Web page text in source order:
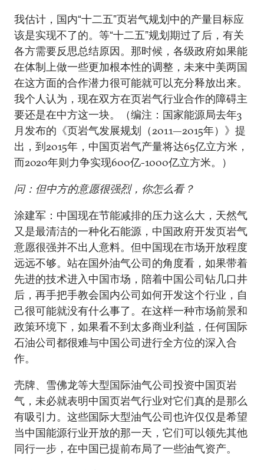
我估计，国内“十二五”页岩气规划中的产量目标应
该是实现不了的。等“十二五”规划期过了后，有关
各方需要反思总结原因。那时候，各级政府如果能
在体制上做一些更加根本性的调整，未来中美两国
在这方面的合作潜力很可能就可以充分释放出来。
我个人认为，现在双方在页岩气行业合作的障碍主
要还是在中方这一块。（编注：国家能源局去年3
月发布的《页岩气发展规划（2011—2015年）》提
出，到2015年，中国页岩气产量将达65亿立方米，
而2020年则力争实现600亿-1000亿立方米。）
问：但中方的意愿很强烈，你怎么看？
涂建军：中国现在节能减排的压力这么大，天然气
又是最清洁的一种化石能源，中国政府开发页岩气
意愿很强并不出人意料。但中国现在市场开放程度
远远不够。站在国外油气公司的角度看，如果带着
先进的技术进入中国市场，陪着中国公司钻几口井
后，再手把手教会国内公司如何开发这个行业，自
己很可能就没有什么事了。在这样一种市场前景和
政策环境下，如果看不到太多商业利益，任何国际
石油公司都很难与中国公司进行全方位的深入合
作。
壳牌、雪佛龙等大型国际油气公司投资中国页岩
气，未必就表明中国页岩气行业对它们真的是那么
有吸引力。这些国际大型油气公司也许仅仅是希望
当中国能源行业开放的那一天，它们可以领先其他
同行一步，在中国已提前布局了一些油气资产。